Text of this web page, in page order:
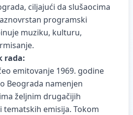
ciljajući da slušaocima
programski
muziku, kulturu,
rada:
emitovanje 1969. godine
Beograda namenjen
željnim drugačijih
tematskih emisija. Tokom